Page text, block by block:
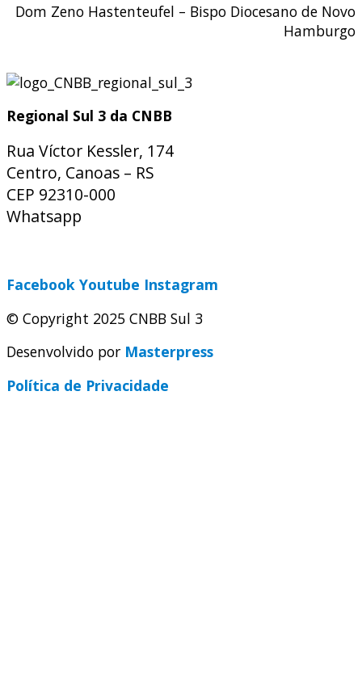
Dom Zeno Hastenteufel – Bispo Diocesano de Novo
Hamburgo
Regional Sul 3 da CNBB
Rua Víctor Kessler, 174
Centro, Canoas – RS
CEP 92310-000
Whatsapp
Facebook Youtube Instagram
© Copyright 2025 CNBB Sul 3
Desenvolvido por Masterpress
Política de Privacidade